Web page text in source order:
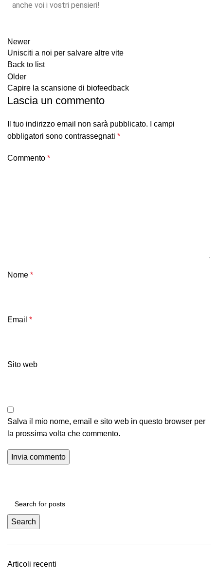
anche voi i vostri pensieri!
Newer
Unisciti a noi per salvare altre vite
Back to list
Older
Capire la scansione di biofeedback
Lascia un commento
Il tuo indirizzo email non sarà pubblicato.
I campi
obbligatori sono contrassegnati *
Commento *
Nome *
Email *
Sito web
Salva il mio nome, email e sito web in questo browser per
la prossima volta che commento.
Search
Articoli recenti